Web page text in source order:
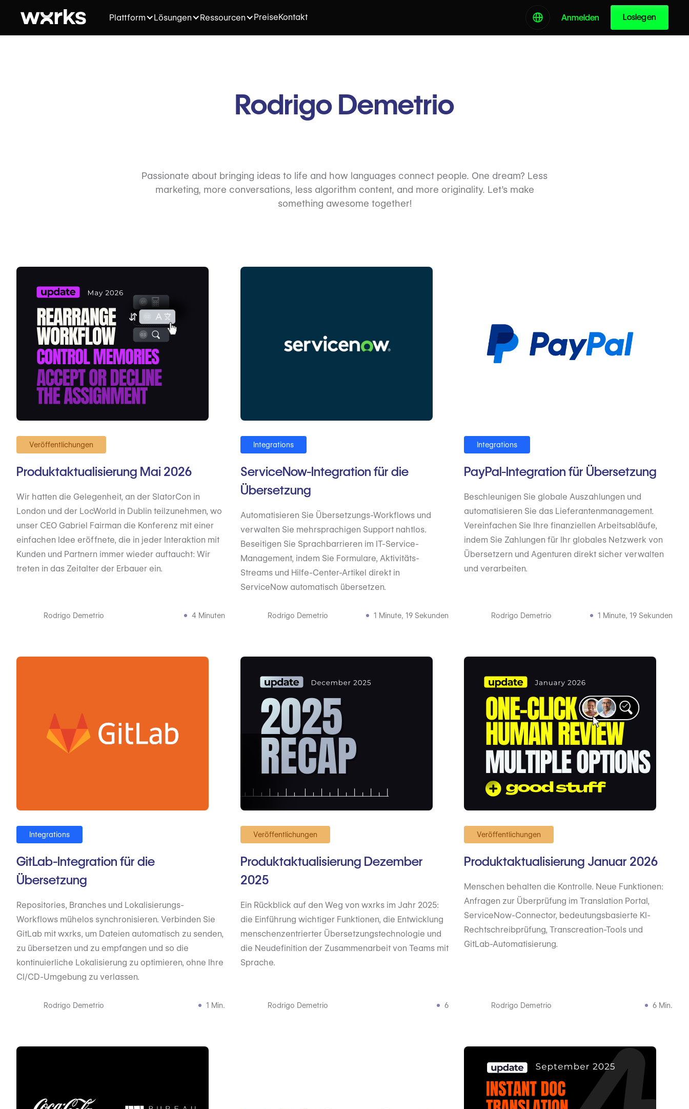
Plattform Lösungen Ressourcen PreiseKontakt Anmelden Loslegen
Rodrigo Demetrio
Passionate about bringing ideas to life and how languages connect people. One dream? Less
marketing, more conversations, less algorithm content, and more originality. Let’s make
something awesome together!
Veröffentlichungen
Produktaktualisierung Mai 2026
Wir hatten die Gelegenheit, an der SlatorCon in
London und der LocWorld in Dublin teilzunehmen, wo
unser CEO Gabriel Fairman die Konferenz mit einer
einfachen Idee eröffnete, die in jeder Interaktion mit
Kunden und Partnern immer wieder auftaucht: Wir
treten in das Zeitalter der Erbauer ein.
Rodrigo Demetrio 4 Minuten
Integrations
ServiceNow-Integration für die
Übersetzung
Automatisieren Sie Übersetzungs-Workflows und
verwalten Sie mehrsprachigen Support nahtlos.
Beseitigen Sie Sprachbarrieren im IT-Service-
Management, indem Sie Formulare, Aktivitäts-
Streams und Hilfe-Center-Artikel direkt in
ServiceNow automatisch übersetzen.
Rodrigo Demetrio 1 Minute, 19 Sekunden
Integrations
PayPal-Integration für Übersetzung
Beschleunigen Sie globale Auszahlungen und
automatisieren Sie das Lieferantenmanagement.
Vereinfachen Sie Ihre finanziellen Arbeitsabläufe,
indem Sie Zahlungen für Ihr globales Netzwerk von
Übersetzern und Agenturen direkt sicher verwalten
und verarbeiten.
Rodrigo Demetrio 1 Minute, 19 Sekunden
Integrations
GitLab-Integration für die
Übersetzung
Repositories, Branches und Lokalisierungs-
Workflows mühelos synchronisieren. Verbinden Sie
GitLab mit wxrks, um Dateien automatisch zu senden,
zu übersetzen und zu empfangen und so die
kontinuierliche Lokalisierung zu optimieren, ohne Ihre
CI/CD-Umgebung zu verlassen.
Rodrigo Demetrio 1 Min.
Veröffentlichungen
Produktaktualisierung Dezember
2025
Ein Rückblick auf den Weg von wxrks im Jahr 2025:
die Einführung wichtiger Funktionen, die Entwicklung
menschenzentrierter Übersetzungstechnologie und
die Neudefinition der Zusammenarbeit von Teams mit
Sprache.
Rodrigo Demetrio 6
Veröffentlichungen
Produktaktualisierung Januar 2026
Menschen behalten die Kontrolle. Neue Funktionen:
Anfragen zur Überprüfung im Translation Portal,
ServiceNow-Connector, bedeutungsbasierte KI-
Rechtschreibprüfung, Transcreation-Tools und
GitLab-Automatisierung.
Rodrigo Demetrio 6 Min.